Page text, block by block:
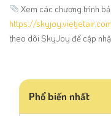
Xem các chương trình
https://
theo dõi SkyJoy để cập
Phổ biến nhất